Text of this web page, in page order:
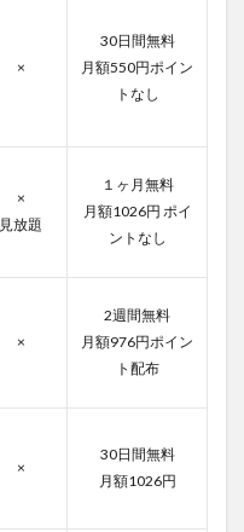
×
30日間無料
月額550円ポイン
トなし
×
見放題
１ヶ月無料
月額1026円 ポイ
ントなし
×
2週間無料
月額976円ポイン
ト配布
×
30日間無料
月額1026円